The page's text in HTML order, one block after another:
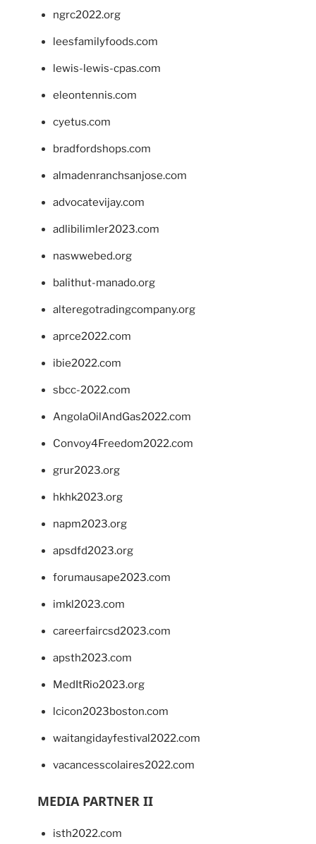
ngrc2022.org
leesfamilyfoods.com
lewis-lewis-cpas.com
eleontennis.com
cyetus.com
bradfordshops.com
almadenranchsanjose.com
advocatevijay.com
adlibilimler2023.com
naswwebed.org
balithut-manado.org
alteregotradingcompany.org
aprce2022.com
ibie2022.com
sbcc-2022.com
AngolaOilAndGas2022.com
Convoy4Freedom2022.com
grur2023.org
hkhk2023.org
napm2023.org
apsdfd2023.org
forumausape2023.com
imkl2023.com
careerfaircsd2023.com
apsth2023.com
MedItRio2023.org
lcicon2023boston.com
waitangidayfestival2022.com
vacancesscolaires2022.com
MEDIA PARTNER II
isth2022.com